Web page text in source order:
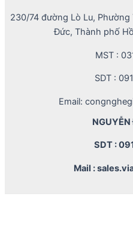
230/74 đường Lò Lu,
Đức, Thành phố
MST :
SDT :
Email:
SDT :
Mail :